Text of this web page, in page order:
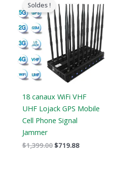
Soldes !
18 canaux WiFi VHF
UHF Lojack GPS Mobile
Cell Phone Signal
Jammer
$1,399.00
original
était
:
$1,399.00.
$719.88
actuel
est
:
$719.88.